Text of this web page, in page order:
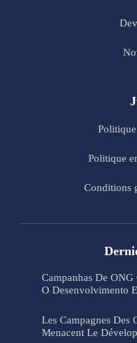
Politique
Conditions
Campanhas De ONG
O Desenvolvimento
Les Campagnes Des
Menacent Le